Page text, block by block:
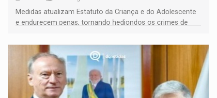
Medidas atualizam Estatuto da Criança e do Adolescente
e endurecem penas, tornando hediondos os crimes de